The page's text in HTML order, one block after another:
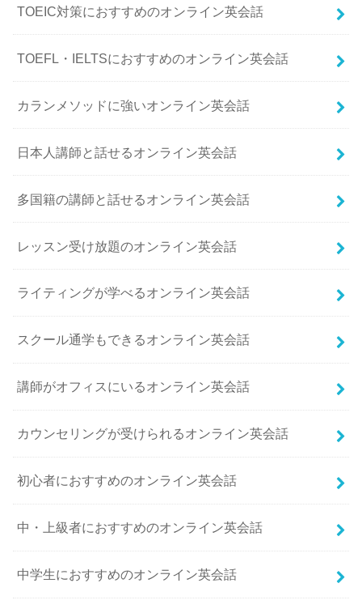
TOEIC対策におすすめのオンライン英会話
TOEFL・IELTSにおすすめのオンライン英会話
カランメソッドに強いオンライン英会話
日本人講師と話せるオンライン英会話
多国籍の講師と話せるオンライン英会話
レッスン受け放題のオンライン英会話
ライティングが学べるオンライン英会話
スクール通学もできるオンライン英会話
講師がオフィスにいるオンライン英会話
カウンセリングが受けられるオンライン英会話
初心者におすすめのオンライン英会話
中・上級者におすすめのオンライン英会話
中学生におすすめのオンライン英会話